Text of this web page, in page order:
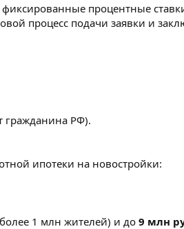
процентные
процесс подачи заявки и
гражданина РФ).
ипотеки на новостройки:
1 млн жителей) и до 9 млн